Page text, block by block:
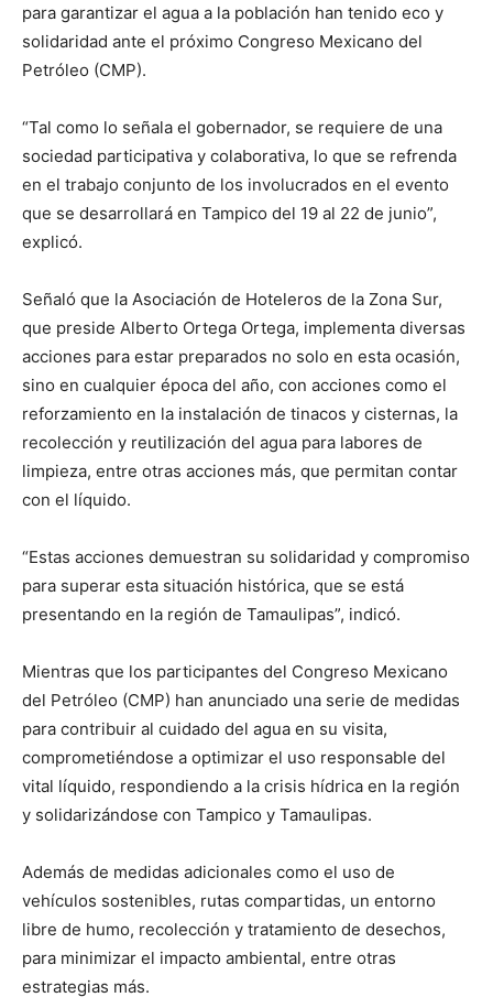
para garantizar el agua a la población han tenido eco y
solidaridad ante el próximo Congreso Mexicano del
Petróleo (CMP).
“Tal como lo señala el gobernador, se requiere de una
sociedad participativa y colaborativa, lo que se refrenda
en el trabajo conjunto de los involucrados en el evento
que se desarrollará en Tampico del 19 al 22 de junio”,
explicó.
Señaló que la Asociación de Hoteleros de la Zona Sur,
que preside Alberto Ortega Ortega, implementa diversas
acciones para estar preparados no solo en esta ocasión,
sino en cualquier época del año, con acciones como el
reforzamiento en la instalación de tinacos y cisternas, la
recolección y reutilización del agua para labores de
limpieza, entre otras acciones más, que permitan contar
con el líquido.
“Estas acciones demuestran su solidaridad y compromiso
para superar esta situación histórica, que se está
presentando en la región de Tamaulipas”, indicó.
Mientras que los participantes del Congreso Mexicano
del Petróleo (CMP) han anunciado una serie de medidas
para contribuir al cuidado del agua en su visita,
comprometiéndose a optimizar el uso responsable del
vital líquido, respondiendo a la crisis hídrica en la región
y solidarizándose con Tampico y Tamaulipas.
Además de medidas adicionales como el uso de
vehículos sostenibles, rutas compartidas, un entorno
libre de humo, recolección y tratamiento de desechos,
para minimizar el impacto ambiental, entre otras
estrategias más.